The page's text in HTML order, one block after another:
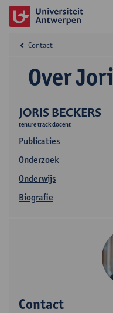
JORIS BECKERS
tenure track docent
Publicaties
Onderzoek
Onderwijs
Biografie
Over
Contact
Contact